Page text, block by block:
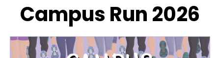
Campus Run 2026